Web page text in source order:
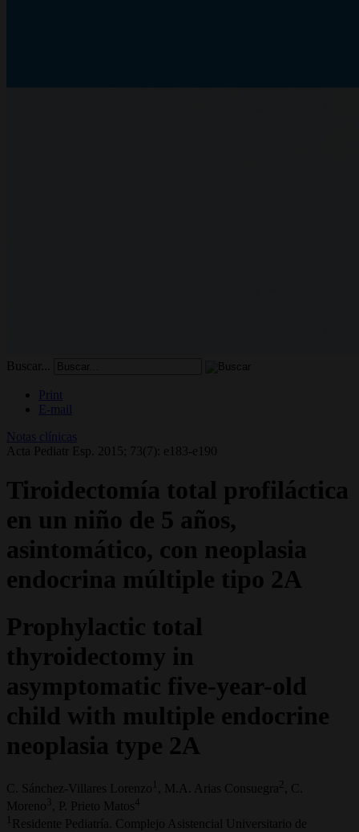
Buscar...
Print
E-mail
Notas clínicas
Acta Pediatr Esp. 2015; 73(7): e183-e190
Tiroidectomía total profiláctica
en un niño de 5 años,
asintomático, con neoplasia
endocrina múltiple tipo 2A
Prophylactic total
thyroidectomy in
asymptomatic five-year-old
child with multiple endocrine
neoplasia type 2A
C. Sánchez-Villares Lorenzo 1 , M.A. Arias Consuegra
, C.
Moreno 3 , P. Prieto Matos4
1 Residente Pediatría. Complejo Asistencial Universitario de